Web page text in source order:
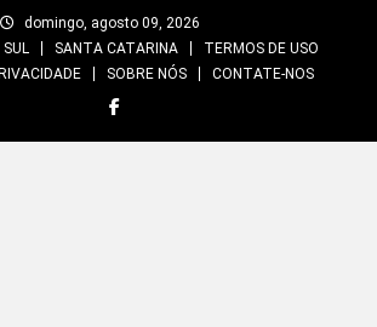
domingo, agosto 09, 2026
SANTA CATARINA
TERMOS DE USO
SOBRE NÓS CONTATE-NOS